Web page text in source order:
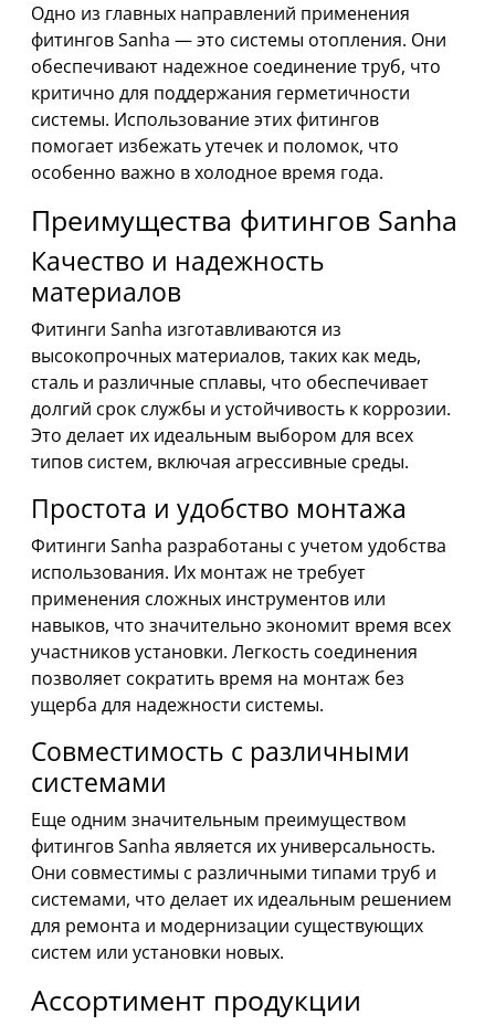
Одно из главных направлений применения
фитингов Sanha — это системы отопления. Они
обеспечивают надежное соединение труб, что
критично для поддержания герметичности
системы. Использование этих фитингов
помогает избежать утечек и поломок, что
особенно важно в холодное время года.
Преимущества фитингов Sanha
Качество и надежность
материалов
Фитинги Sanha изготавливаются из
высокопрочных материалов, таких как медь,
сталь и различные сплавы, что обеспечивает
долгий срок службы и устойчивость к коррозии.
Это делает их идеальным выбором для всех
типов систем, включая агрессивные среды.
Простота и удобство монтажа
Фитинги Sanha разработаны с учетом удобства
использования. Их монтаж не требует
применения сложных инструментов или
навыков, что значительно экономит время всех
участников установки. Легкость соединения
позволяет сократить время на монтаж без
ущерба для надежности системы.
Совместимость с различными
системами
Еще одним значительным преимуществом
фитингов Sanha является их универсальность.
Они совместимы с различными типами труб и
системами, что делает их идеальным решением
для ремонта и модернизации существующих
систем или установки новых.
Ассортимент продукции